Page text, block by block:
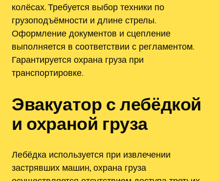
колёсах. Требуется выбор техники по
грузоподъёмности и длине стрелы.
Оформление документов и сцепление
выполняется в соответствии с регламентом.
Гарантируется охрана груза при
транспортировке.
Эвакуатор с лебёдкой
и охраной груза
Лебёдка используется при извлечении
застрявших машин, охрана груза